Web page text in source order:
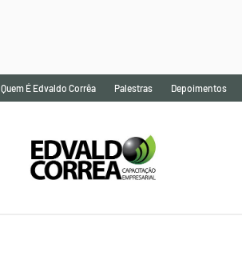
Quem É Edvaldo Corrêa Palestras Depoimentos